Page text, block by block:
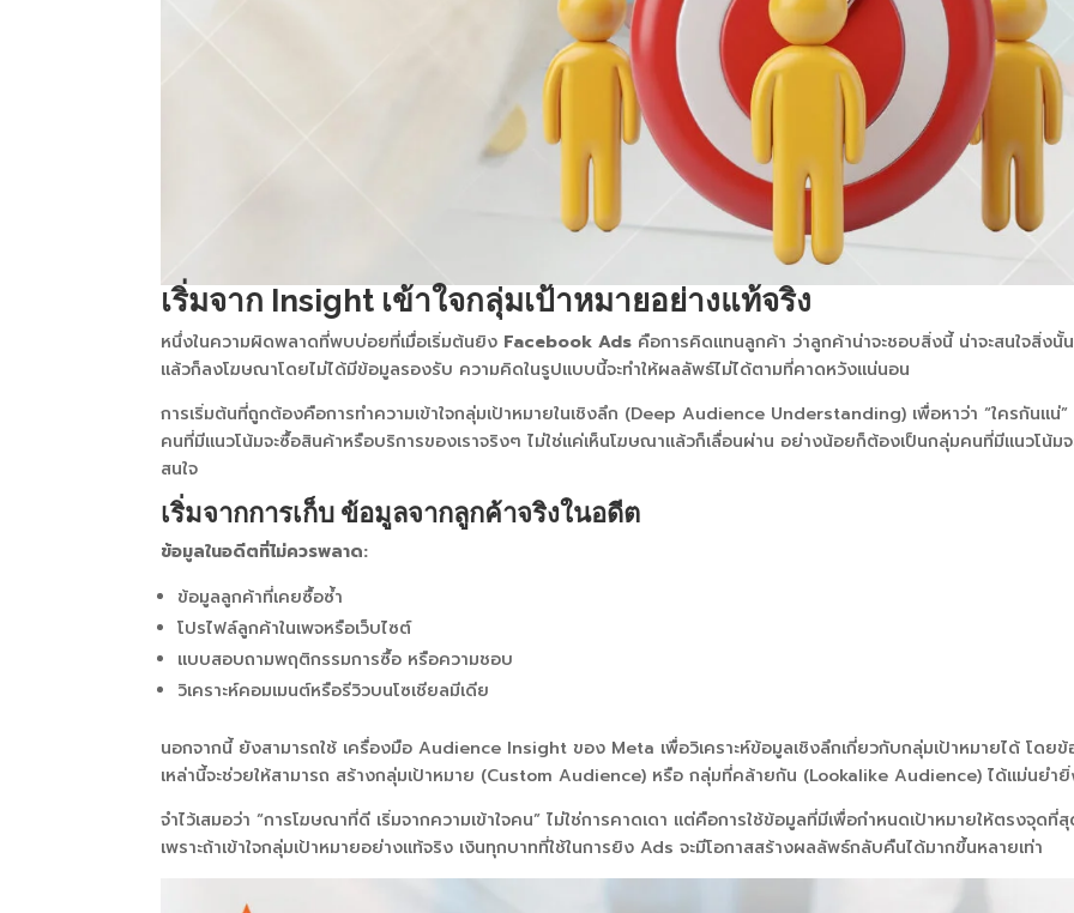
เริ่มจาก Insight เข้าใจกลุ่มเป้าหมายอย่างแท้จริง
หนึ่งในความผิดพลาดที่พบบ่อยที่เมื่อเริ่มต้นยิง Facebook Ads คือการคิดแทนลูกค้า ว่าลูกค้าน่าจะชอบสิ่งนี้ น่าจะสนใจสิ่งนั้น
แล้วก็ลงโฆษณาโดยไม่ได้มีข้อมูลรองรับ ความคิดในรูปแบบนี้จะทำให้ผลลัพธ์ไม่ได้ตามที่คาดหวังแน่นอน
การเริ่มต้นที่ถูกต้องคือการทำความเข้าใจกลุ่มเป้าหมายในเชิงลึก (Deep Audience Understanding) เพื่อหาว่า “ใครกันแน่
คนที่มีแนวโน้มจะซื้อสินค้าหรือบริการของเราจริงๆ ไม่ใช่แค่เห็นโฆษณาแล้วก็เลื่อนผ่าน อย่างน้อยก็ต้องเป็นกลุ่มคนที่มีแนวโน้มจ
สนใจ
เริ่มจากการเก็บ ข้อมูลจากลูกค้าจริงในอดีต
ข้อมูลในอดีตที่ไม่ควรพลาด:
ข้อมูลลูกค้าที่เคยซื้อซ้ำ
โปรไฟล์ลูกค้าในเพจหรือเว็บไซต์
แบบสอบถามพฤติกรรมการซื้อ หรือความชอบ
วิเคราะห์คอมเมนต์หรือรีวิวบนโซเชียลมีเดีย
นอกจากนี้ ยังสามารถใช้ เครื่องมือ Audience Insight ของ Meta เพื่อวิเคราะห์ข้อมูลเชิงลึกเกี่ยวกับกลุ่มเป้าหมายได้ โดยข้
เหล่านี้จะช่วยให้สามารถ สร้างกลุ่มเป้าหมาย (Custom Audience) หรือ กลุ่มที่คล้ายกัน (Lookalike Audience) ได้แม่นยำ
จำไว้เสมอว่า “การโฆษณาที่ดี เริ่มจากความเข้าใจคน” ไม่ใช่การคาดเดา แต่คือการใช้ข้อมูลที่มีเพื่อกำหนดเป้าหมายให้ตรงจุดที่
เพราะถ้าเข้าใจกลุ่มเป้าหมายอย่างแท้จริง เงินทุกบาทที่ใช้ในการยิง Ads จะมีโอกาสสร้างผลลัพธ์กลับคืนได้มากขึ้นหลายเท่า